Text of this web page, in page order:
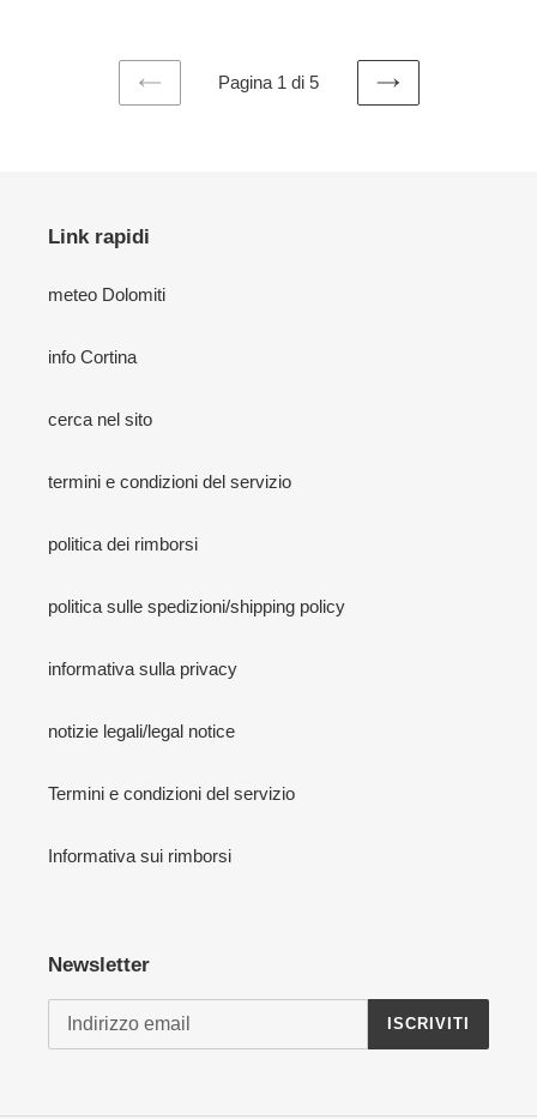
PAGINA
Pagina 1 di 5
PAGINA
Link rapidi
meteo Dolomiti
info Cortina
cerca nel sito
termini e condizioni del servizio
politica dei rimborsi
politica sulle spedizioni/shipping policy
informativa sulla privacy
notizie legali/legal notice
Termini e condizioni del servizio
Informativa sui rimborsi
Newsletter
ISCRIVITI